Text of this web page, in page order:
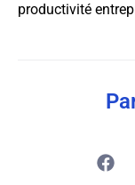
productivité